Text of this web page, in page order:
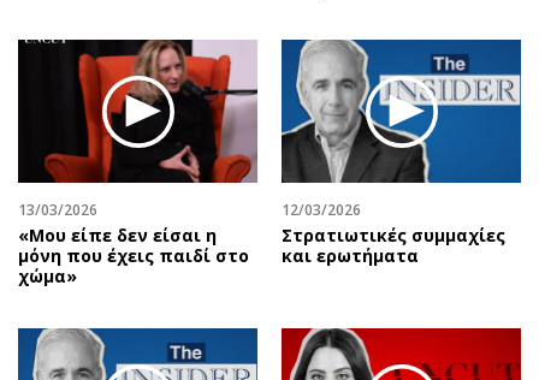
13/03/2026
«Μου είπε δεν είσαι η
μόνη που έχεις παιδί στο
χώμα»
12/03/2026
Στρατιωτικές συμμαχίες
και ερωτήματα